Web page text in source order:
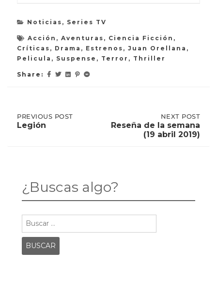
Noticias , Series TV
Acción , Aventuras , Ciencia Ficción ,
Críticas , Drama , Estrenos , Juan Orellana ,
Pelicula , Suspense , Terror , Thriller
Share:
Post
PREVIOUS
POST:
LEGIÓN
PREVIOUS POST
Legión
POST:
NEXT POST
Reseña de la semana
(19 abril 2019)
¿Buscas algo?